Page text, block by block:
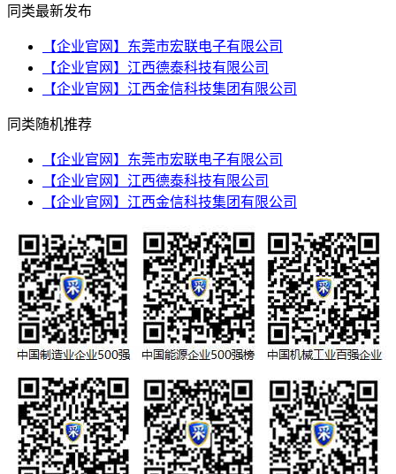
同类最新发布
【企业官网】东莞市宏联电子有限公司
【企业官网】江西德泰科技有限公司
【企业官网】江西金信科技集团有限公司
同类随机推荐
【企业官网】东莞市宏联电子有限公司
【企业官网】江西德泰科技有限公司
【企业官网】江西金信科技集团有限公司